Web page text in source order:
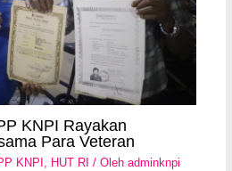
KNPI Rayakan
Para Veteran
KNPI , HUT RI / Olehadminknpi